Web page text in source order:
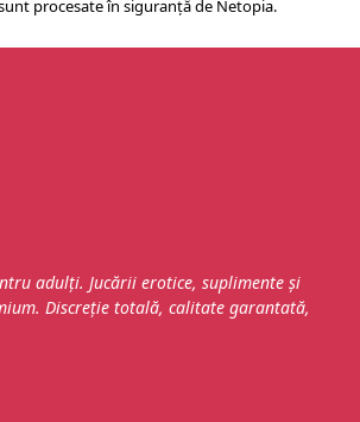
procesate în siguranță de Netopia.
adulți. Jucării erotice, suplimente și
Discreție totală, calitate garantată,